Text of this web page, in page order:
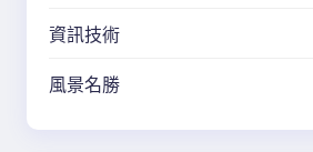
資訊技術
風景名勝